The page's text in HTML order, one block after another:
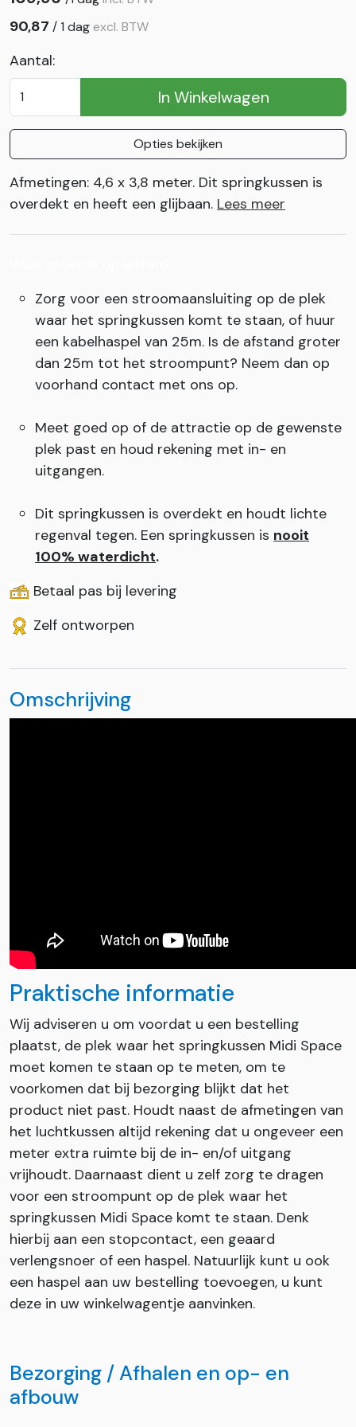
90,87 /1 dag excl. BTW
Aantal:
In Winkelwagen
Opties bekijken
Afmetingen: 4,6 x 3,8 meter. Dit springkussen is
overdekt en heeft een glijbaan. Lees meer
Zorg voor een stroomaansluiting op de plek
waar het springkussen komt te staan, of huur
een kabelhaspel van 25m. Is de afstand groter
dan 25m tot het stroompunt? Neem dan op
voorhand contact met ons op.
Meet goed op of de attractie op de gewenste
plek past en houd rekening met in- en
uitgangen.
Dit springkussen is overdekt en houdt lichte
regenval tegen. Een springkussen is nooit
100% waterdicht.
Betaal pas bij levering
Zelf ontworpen
Omschrijving
Praktische informatie
Wij adviseren u om voordat u een bestelling
plaatst, de plek waar het springkussen Midi Space
moet komen te staan op te meten, om te
voorkomen dat bij bezorging blijkt dat het
product niet past. Houdt naast de afmetingen van
het luchtkussen altijd rekening dat u ongeveer een
meter extra ruimte bij de in- en/of uitgang
vrijhoudt. Daarnaast dient u zelf zorg te dragen
voor een stroompunt op de plek waar het
springkussen Midi Space komt te staan. Denk
hierbij aan een stopcontact, een geaard
verlengsnoer of een haspel. Natuurlijk kunt u ook
een haspel aan uw bestelling toevoegen, u kunt
deze in uw winkelwagentje aanvinken.
Bezorging / Afhalen en op- en
afbouw